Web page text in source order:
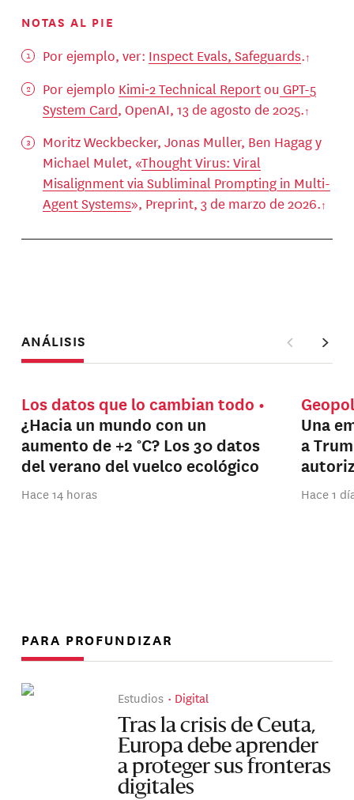
NOTAS AL PIE
Por ejemplo, ver: Inspect Evals, Safeguards.
Por ejemplo Kimi‑2 Technical Reportou GPT-5
System Card, OpenAI, 13 de agosto de 2025.
Moritz Weckbecker, Jonas Muller, Ben Hagag y
Michael Mulet, «Thought Virus: Viral
Misalignment via Subliminal Prompting in Multi-
Agent Systems», Preprint, 3 de marzo de 2026.
ANÁLISIS
Los datos que lo cambian todo
¿Hacia un mundo con un
aumento de +2 °C? Los 30 datos
del verano del vuelco ecológico
Hace 14 horas
Una
a
Hace 1
PARA PROFUNDIZAR
Estudios Digital
Tras la crisis de Ceuta,
Europa debe aprender
a proteger sus fronteras
digitales